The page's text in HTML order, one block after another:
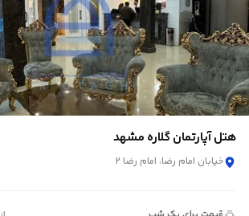
هتل آپارتمان گلاره مشهد
خیابان امام رضا، امام رضا 2